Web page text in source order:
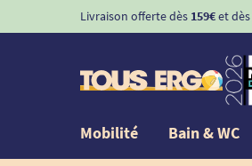
Livraison offerte dès 159€et dès
Mobilité Bain & WC